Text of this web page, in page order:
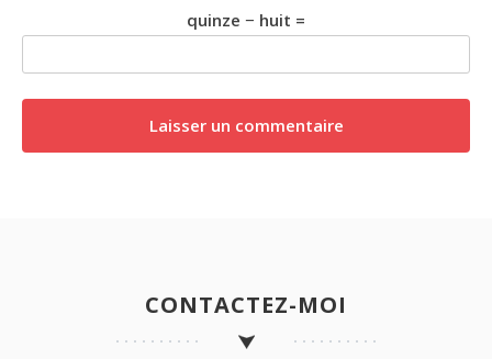
quinze − huit =
CONTACTEZ-MOI